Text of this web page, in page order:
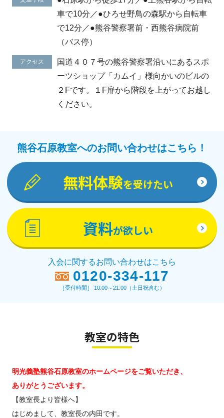
車で10分／●ひろせ野鳥の森駅から自転車
で12分／●熊谷警察署前・西熊谷病院前
（バス停）
アクセス
国道４０７号の熊谷警察署沿いにあるスポ
ーツショップ「カムイ」様向かいのビルの
２Fです。１F扉から階段を上がってお越し
ください。
熊谷石原教室へのお問い合わせはこちら！
無料体験を受けたい
資料が欲しい
入会に関するお問い合わせはこちら
0120-334-117
［受付時間］ 10:00～21:00（土日祝含む）
教室の特色
明光義塾熊谷石原教室のホームページをご覧いただき、
ありがとうございます。
【教室長より皆様へ】
はじめまして、教室長の内田です。